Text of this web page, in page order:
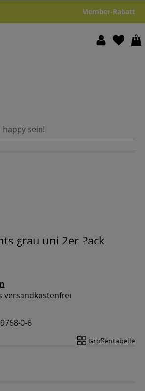
Member-Rabatt
grau uni 2er Pack
versandkostenfrei
0-6
Größentabelle